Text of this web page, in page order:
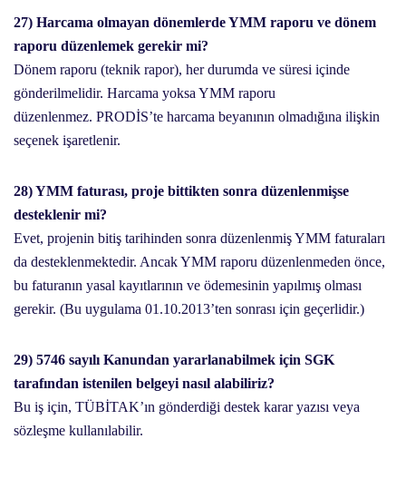
27) Harcama olmayan dönemlerde YMM raporu ve dönem
raporu düzenlemek gerekir mi?
Dönem raporu (teknik rapor), her durumda ve süresi içinde
gönderilmelidir. Harcama yoksa YMM raporu
düzenlenmez. PRODİS’te harcama beyanının olmadığına ilişkin
seçenek işaretlenir.
28) YMM faturası, proje bittikten sonra düzenlenmişse
desteklenir mi?
Evet, projenin bitiş tarihinden sonra düzenlenmiş YMM faturaları
da desteklenmektedir. Ancak YMM raporu düzenlenmeden önce,
bu faturanın yasal kayıtlarının ve ödemesinin yapılmış olması
gerekir. (Bu uygulama 01.10.2013’ten sonrası için geçerlidir.)
29) 5746 sayılı Kanundan yararlanabilmek için SGK
tarafından istenilen belgeyi nasıl alabiliriz?
Bu iş için, TÜBİTAK’ın gönderdiği destek karar yazısı veya
sözleşme kullanılabilir.